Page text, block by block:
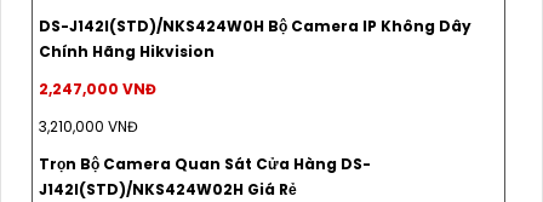
DS-J142I(STD)/NKS424W0H Bộ Camera IP Không Dây
Chính Hãng Hikvision
2,247,000 VNĐ
3,210,000 VNĐ
Trọn Bộ Camera Quan Sát Cửa Hàng DS-
J142I(STD)/NKS424W02H Giá Rẻ